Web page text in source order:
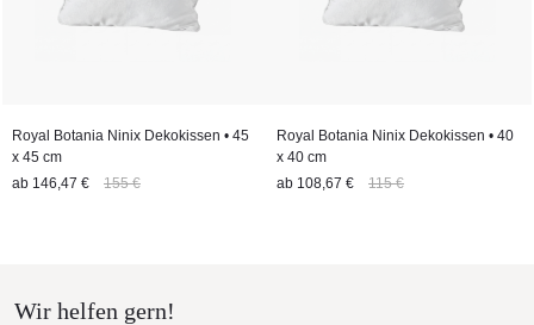
Royal Botania Ninix Dekokissen • 45
x 45 cm
ab 146,47 € 155 €
Royal Botania Ninix Dekokissen • 40
x 40 cm
ab 108,67 € 115 €
Wir helfen gern!